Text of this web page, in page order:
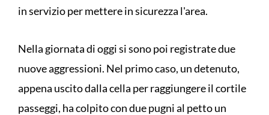
in servizio per mettere in sicurezza l'area.
Nella giornata di oggi si sono poi registrate due
nuove aggressioni. Nel primo caso, un detenuto,
appena uscito dalla cella per raggiungere il cortile
passeggi, ha colpito con due pugni al petto un